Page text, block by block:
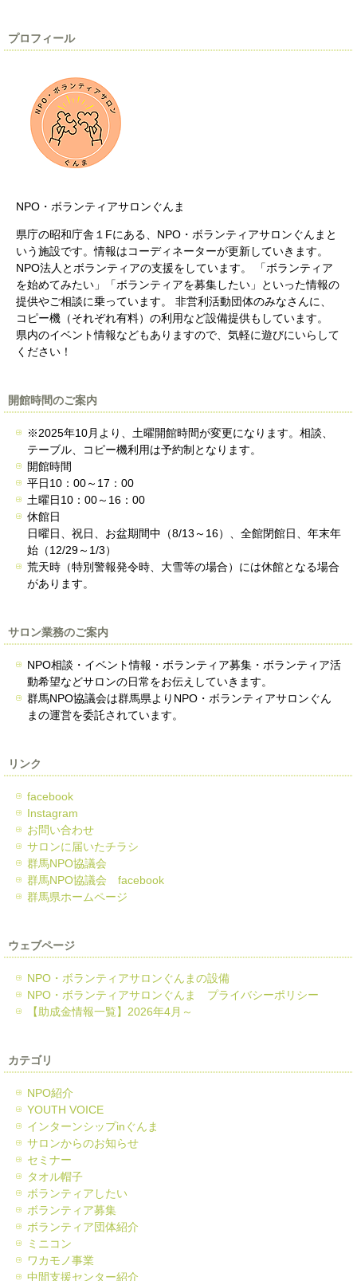
プロフィール
NPO・ボランティアサロンぐんま
県庁の昭和庁舎１Fにある、NPO・ボランティアサロンぐんまと
いう施設です。情報はコーディネーターが更新していきます。
NPO法人とボランティアの支援をしています。 「ボランティア
を始めてみたい」「ボランティアを募集したい」といった情報の
提供やご相談に乗っています。 非営利活動団体のみなさんに、
コピー機（それぞれ有料）の利用など設備提供もしています。
県内のイベント情報などもありますので、気軽に遊びにいらして
ください！
開館時間のご案内
※2025年10月より、土曜開館時間が変更になります。相談、
テーブル、コピー機利用は予約制となります。
開館時間
平日10：00～17：00
土曜日10：00～16：00
休館日
日曜日、祝日、お盆期間中（8/13～16）、全館閉館日、年末年
始（12/29～1/3）
荒天時（特別警報発令時、大雪等の場合）には休館となる場合
があります。
サロン業務のご案内
NPO相談・イベント情報・ボランティア募集・ボランティア活
動希望などサロンの日常をお伝えしていきます。
群馬NPO協議会は群馬県よりNPO・ボランティアサロンぐん
まの運営を委託されています。
リンク
facebook
Instagram
お問い合わせ
サロンに届いたチラシ
群馬NPO協議会
群馬NPO協議会 facebook
群馬県ホームページ
ウェブページ
NPO・ボランティアサロンぐんまの設備
NPO・ボランティアサロンぐんま プライバシーポリシー
【助成金情報一覧】2026年4月～
カテゴリ
NPO紹介
YOUTH VOICE
インターンシップinぐんま
サロンからのお知らせ
セミナー
タオル帽子
ボランティアしたい
ボランティア募集
ボランティア団体紹介
ミニコン
ワカモノ事業
中間支援センター紹介